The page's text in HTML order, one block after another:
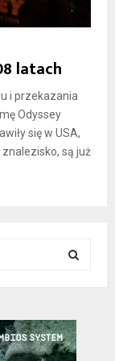
latach
i przekazania
Odyssey
się w USA,
są już
E
A